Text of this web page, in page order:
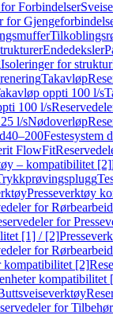
Forbindelser
for
Endedeksler
Isoleringer for
Takavløp
oppti 100 l/s
100 l/s
l/sNødoverløp
Festesystem
FlowFit
– kompatibilitet [2]
Presseverktøy
for
for
[1] / [2]
for
kompatibilitet [2]
kompatibilitet
for